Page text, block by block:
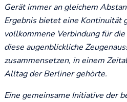
Gerät immer an gleichem
Ergebnis bietet eine Kontinuität
vollkommene Verbindung für
diese augenblickliche
zusammensetzen, in einem
Alltag der Berliner gehörte.
Eine gemeinsame Initiative der